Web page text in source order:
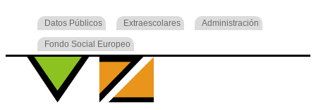
Datos Públicos Extraescolares Administración
Fondo Social Europeo